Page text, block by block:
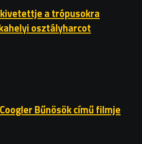
a trópusokra
osztályharcot
Bűnösök című filmje